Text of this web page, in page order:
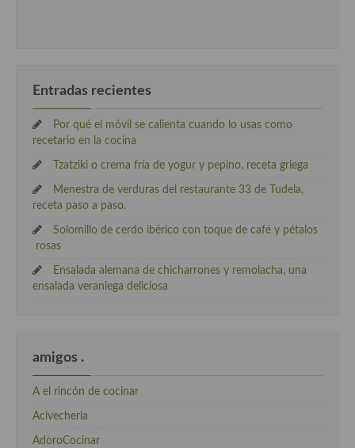
Entradas recientes
Por qué el móvil se calienta cuando lo usas como
recetario en la cocina
Tzatziki o crema fría de yogur y pepino, receta griega
Menestra de verduras del restaurante 33 de Tudela,
receta paso a paso.
Solomillo de cerdo ibérico con toque de café y pétalos
rosas
Ensalada alemana de chicharrones y remolacha, una
ensalada veraniega deliciosa
amigos .
A el rincón de cocinar
Acivecheria
AdoroCocinar